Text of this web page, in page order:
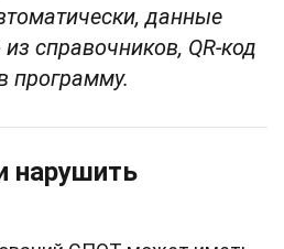
данные
справочников, QR‑код
программу.
нарушить